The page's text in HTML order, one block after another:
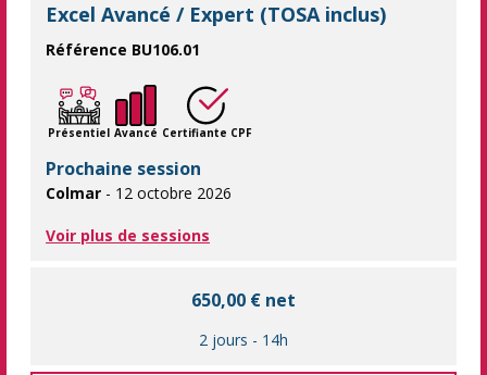
Excel Avancé / Expert (TOSA inclus)
Référence BU106.01
Perfectionner et automatiser vos tableaux, développer vos
Présentiel Avancé Certifiante CPF
Prochaine session
Colmar - 12 octobre 2026
Voir plus de sessions
650,00 € net
2 jours - 14h